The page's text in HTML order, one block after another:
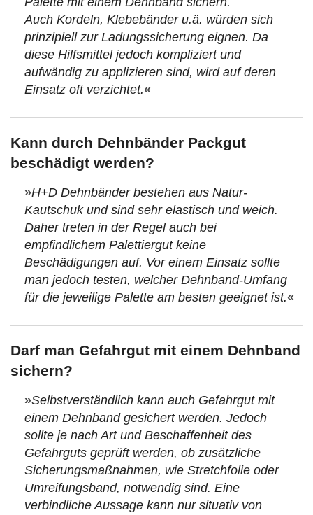
Auch Kordeln, Klebebänder u.ä. würden sich
prinzipiell zur Ladungssicherung eignen. Da
diese Hilfsmittel jedoch kompliziert und
aufwändig zu applizieren sind, wird auf deren
Einsatz oft verzichtet.«
Kann durch Dehnbänder Packgut
beschädigt werden?
»H+D Dehnbänder bestehen aus Natur-
Kautschuk und sind sehr elastisch und weich.
Daher treten in der Regel auch bei
empfindlichem Palettiergut keine
Beschädigungen auf. Vor einem Einsatz sollte
man jedoch testen, welcher Dehnband-Umfang
für die jeweilige Palette am besten geeignet ist.«
Darf man Gefahrgut mit einem Dehnband
sichern?
»Selbstverständlich kann auch Gefahrgut mit
einem Dehnband gesichert werden. Jedoch
sollte je nach Art und Beschaffenheit des
Gefahrguts geprüft werden, ob zusätzliche
Sicherungsmaßnahmen, wie Stretchfolie oder
Umreifungsband, notwendig sind. Eine
verbindliche Aussage kann nur situativ von